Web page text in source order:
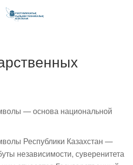
— основа национальной
Республики Казахстан —
независимости, суверенитета